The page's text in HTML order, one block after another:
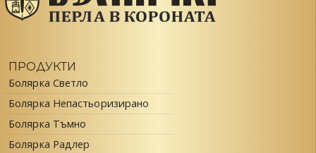
ПРОДУКТИ
Болярка Светло
Болярка Непастьоризирано
Болярка Тъмно
Болярка Радлер